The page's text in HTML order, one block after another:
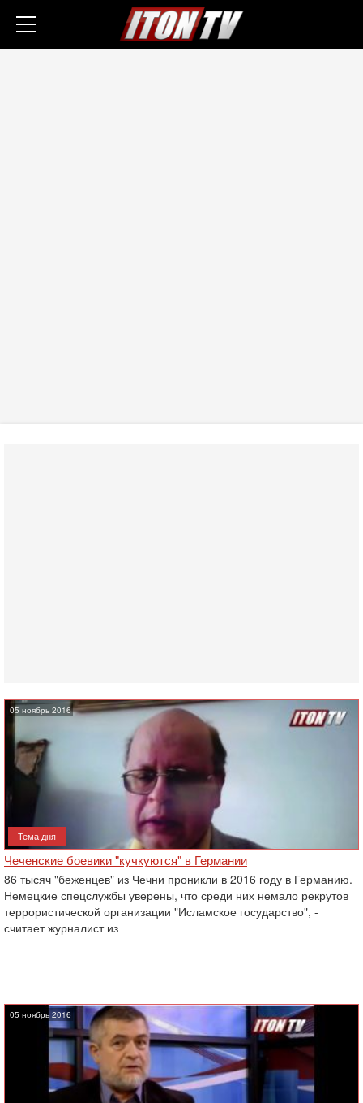
05 ноябрь 2016
Тема дня
Чеченские боевики "кучкуются" в Германии
86 тысяч "беженцев" из Чечни проникли в 2016 году в Германию.
Немецкие спецслужбы уверены, что среди них немало рекрутов
террористической организации "Исламское государство", -
считает журналист из
05 ноябрь 2016